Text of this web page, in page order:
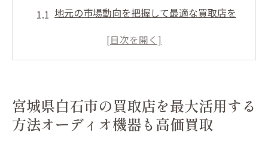
地元の市場動向を把握して最適な買取店を
買取店のキャンペーンを活用して査定額を
地元買取店での直接対話の重要性
買取店選びで注意すべきポイント
宮城県白石市の買取店を最大活用する
方法オーディオ機器も高価買取